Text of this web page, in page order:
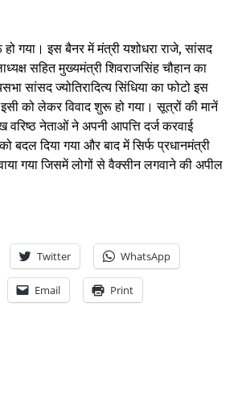
गया। इस बैनर में मंत्री यशोधरा राजे, सांसद
सहित मुख्यमंत्री शिवराजसिंह चौहान का
सांसद ज्योतिरादित्य सिंधिया का फोटो इस
को लेकर विवाद शुरू हो गया। सूत्रों की मानें
वरिष्ठ नेताओं ने अपनी आपत्ति दर्ज करवाई
बदल दिया गया और बाद में सिर्फ प्रधानमंत्री
गया जिसमें लोगों से वैक्सीन लगवाने की अपील
Twitter WhatsApp
Email Print